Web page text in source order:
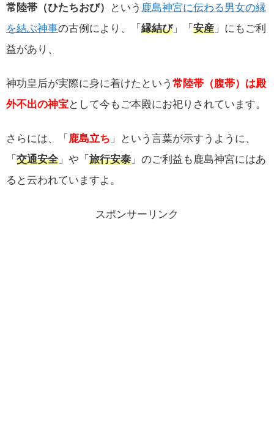
常陸帯（ひたちおび） という 鹿島神宮に伝わる男女の縁
を結ぶ神事の古例により、「 縁結び」「 安産 」にもご利
益があり、
神功皇后が実際に身に着けたという 常陸帯（腹帯）は殿
外不出の神宝として今もご本殿にお祀りされています。
さらには、「 鹿島立ち 」という言葉が示すうように、
「 交通安全 」や「 旅行安泰 」のご利益も鹿島神宮にはあ
ると云われていますよ。
スポンサーリンク